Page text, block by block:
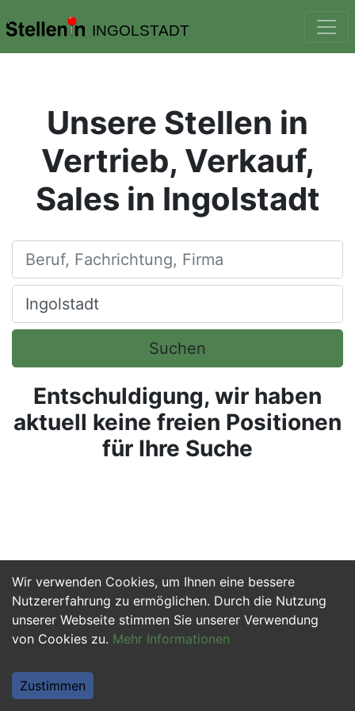
INGOLSTADT
Wir verwenden Cookies, um Ihnen eine bessere
Nutzererfahrung zu ermöglichen. Durch die Nutzung
unserer Webseite stimmen Sie unserer Verwendung
von Cookies zu. Mehr Informationen
Zustimmen
Unsere Stellen in
Vertrieb, Verkauf,
Sales in Ingolstadt
Beruf, Fachrichtung, Firma
Ort, Stadt
Suchen
Entschuldigung, wir haben
aktuell keine freien Positionen
für Ihre Suche